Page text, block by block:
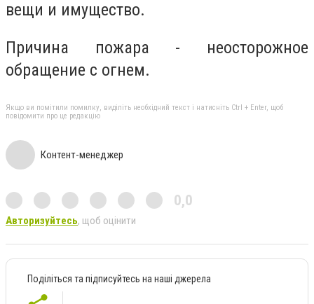
вещи и имущество.
Причина пожара - неосторожное
обращение с огнем.
Якщо ви помітили помилку, виділіть необхідний текст і натисніть Ctrl + Enter, щоб
повідомити про це редакцію
Контент-менеджер
0,0
Авторизуйтесь, щоб оцінити
Поділіться та підписуйтесь на наші джерела